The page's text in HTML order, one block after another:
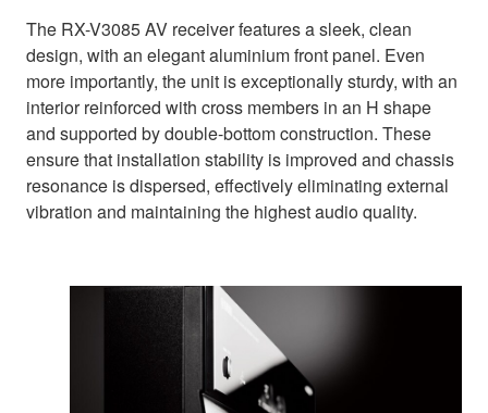
The RX-V3085 AV receiver features a sleek, clean
design, with an elegant aluminium front panel. Even
more importantly, the unit is exceptionally sturdy, with an
interior reinforced with cross members in an H shape
and supported by double-bottom construction. These
ensure that installation stability is improved and chassis
resonance is dispersed, effectively eliminating external
vibration and maintaining the highest audio quality.